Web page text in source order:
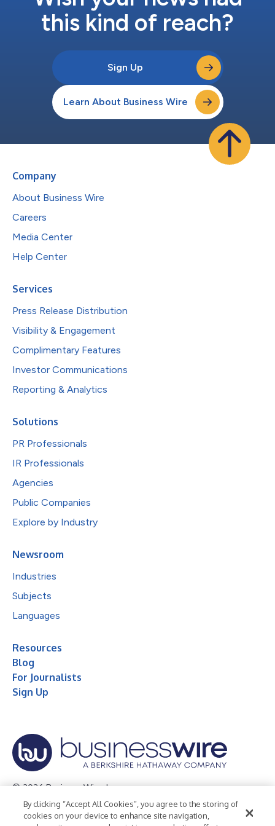
this kind of reach?
Sign Up
Learn About Business Wire
Company
About Business Wire
Careers
Media Center
Help Center
Services
Press Release Distribution
Visibility & Engagement
Complimentary Features
Investor Communications
Reporting & Analytics
Solutions
PR Professionals
IR Professionals
Agencies
Public Companies
Explore by Industry
Newsroom
Industries
Subjects
Languages
Resources
Blog
For Journalists
Sign Up
© 2026 Business Wire, Inc.
Privacy Policy Cookie Policy
Accessibility Statement
By clicking “Accept All Cookies”, you agree to the storing of
cookies on your device to enhance site navigation,